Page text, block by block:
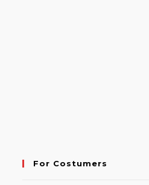
For Costumers